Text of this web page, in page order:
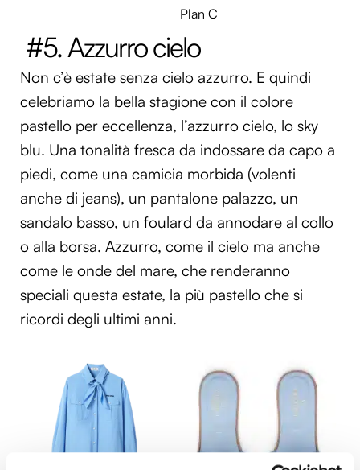
Plan C
#5. Azzurro cielo
Non c’è estate senza cielo azzurro. E quindi
celebriamo la bella stagione con il colore
pastello per eccellenza, l’azzurro cielo, lo sky
blu. Una tonalità fresca da indossare da capo a
piedi, come una camicia morbida (volenti
anche di jeans), un pantalone palazzo, un
sandalo basso, un foulard da annodare al collo
o alla borsa. Azzurro, come il cielo ma anche
come le onde del mare, che renderanno
speciali questa estate, la più pastello che si
ricordi degli ultimi anni.